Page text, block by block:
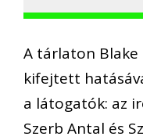
A tárlaton Blake
kifejtett
a látogatók: az
Szerb Antal és